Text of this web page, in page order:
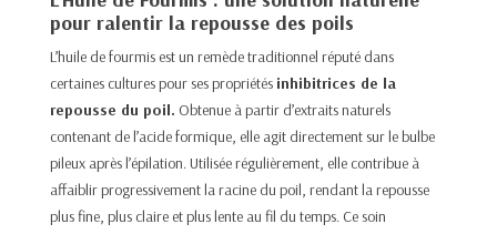
pour ralentir la repousse des poils
L’huile de fourmis est un remède traditionnel réputé dans
certaines cultures pour ses propriétés inhibitrices de la
repousse du poil. Obtenue à partir d’extraits naturels
contenant de l’acide formique, elle agit directement sur le bulbe
pileux après l’épilation. Utilisée régulièrement, elle contribue à
affaiblir progressivement la racine du poil, rendant la repousse
plus fine, plus claire et plus lente au fil du temps. Ce soin